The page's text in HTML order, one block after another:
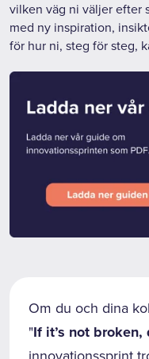
vilken väg ni väljer efter
med ny inspiration,
för hur ni, steg för steg,
Om du och dina
"If it’s not broken,